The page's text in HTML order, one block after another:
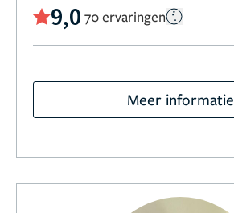
9,0 70 ervaringen
Meer informatie